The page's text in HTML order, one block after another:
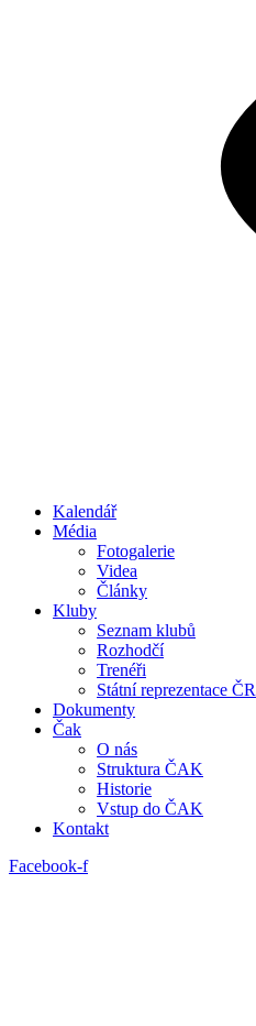
Kalendář
Média
Fotogalerie
Videa
Články
Kluby
Seznam klubů
Rozhodčí
Trenéři
Státní reprezentace ČR
Dokumenty
Čak
O nás
Struktura ČAK
Historie
Vstup do ČAK
Kontakt
Facebook-f